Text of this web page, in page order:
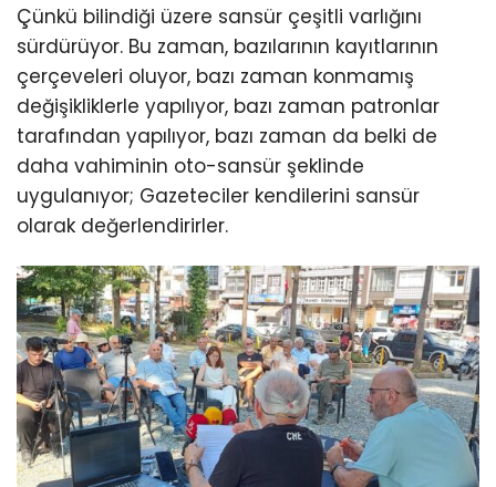
Çünkü bilindiği üzere sansür çeşitli varlığını
sürdürüyor. Bu zaman, bazılarının kayıtlarının
çerçeveleri oluyor, bazı zaman konmamış
değişikliklerle yapılıyor, bazı zaman patronlar
tarafından yapılıyor, bazı zaman da belki de
daha vahiminin oto-sansür şeklinde
uygulanıyor; Gazeteciler kendilerini sansür
olarak değerlendirirler.